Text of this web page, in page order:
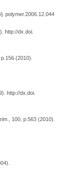
polymer.2006.12.044
http://dx.doi.
(2010).
http://dx.doi.
100, p.563 (2010).